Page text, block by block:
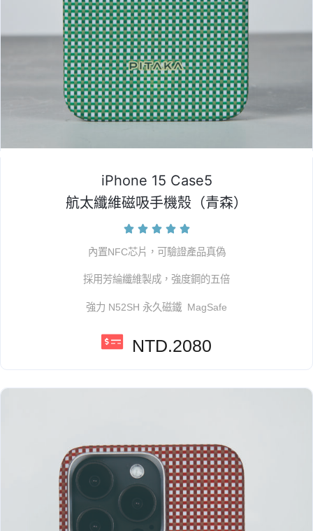
iPhone 15 Case5
航太纖維磁吸手機殼（青森）
    
內置NFC芯片，可驗證產品真偽
採用芳綸纖維製成，強度鋼的五倍
強力 N52SH 永久磁鐵 MagSafe
NTD.2080